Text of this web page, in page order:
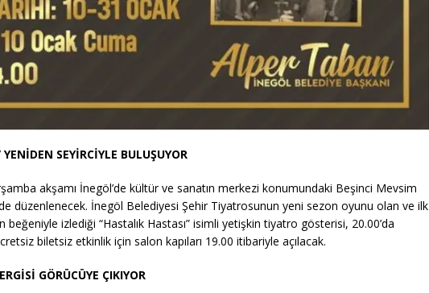
SEYİRCİYLE BULUŞUYOR
akşamı İnegöl’de kültür ve sanatın merkezi konumundaki Beşinci Mevsim
düzenlenecek. İnegöl Belediyesi Şehir Tiyatrosunun yeni sezon oyunu olan ve ilk
beğeniyle izlediği “Hastalık Hastası” isimli yetişkin tiyatro gösterisi, 20.00’da
biletsiz etkinlik için salon kapıları 19.00 itibariyle açılacak.
GÖRÜCÜYE ÇIKIYOR